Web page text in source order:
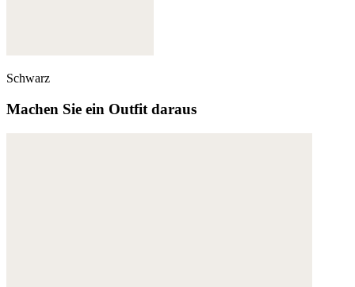
Schwarz
Machen Sie ein Outfit daraus